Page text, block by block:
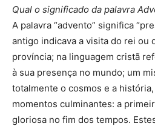
Qual o significado da palavra
A palavra “advento” significa
antigo indicava a visita do rei ou
província; na linguagem cristã
à sua presença no mundo; um
totalmente o cosmos e a
momentos culminantes: a
gloriosa no fim dos tempos.